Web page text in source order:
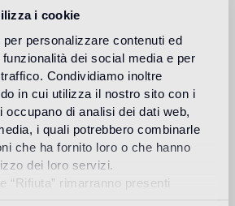
i cookie
personalizzare contenuti ed
dei social media e per
Condividiamo inoltre
in cui utilizza il nostro sito con i
occupano di analisi dei dati web,
i quali potrebbero combinarle
che ha fornito loro o che hanno
dei loro servizi.
“Rifiuta” rimarranno presenti
neve
bianco